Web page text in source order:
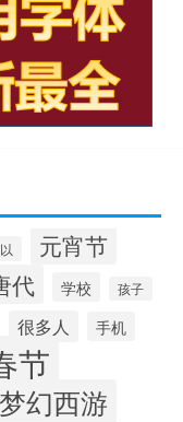
元宵节
代 学校 孩子
很多人 手机
节
梦幻西游